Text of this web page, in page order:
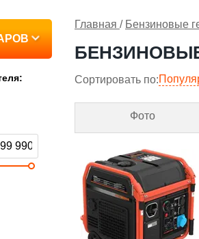
Главная / Бензиновые
БЕНЗИНОВЫЕ
Сортировать по:
Фото